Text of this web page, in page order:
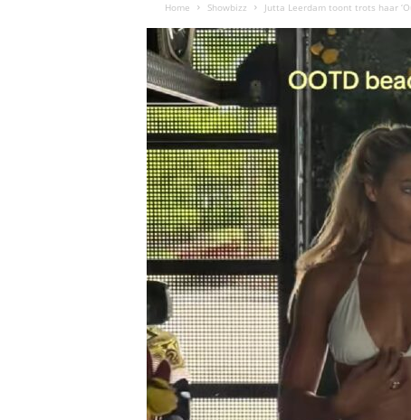
Home Showbizz Jutta Leerdam toont trots haar